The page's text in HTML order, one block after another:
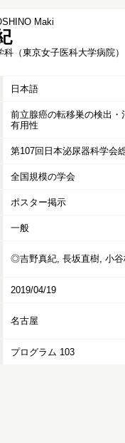
Maki
科（東京女子医科大学病院）
日本語
前立腺癌の転移巣の検出
有用性
第107回日本泌尿器科学会
全国規模の学会
ポスター掲示
一般
◎吉野真紀, 長坂直樹, 小谷
2019/04/19
名古屋
プログラム 103